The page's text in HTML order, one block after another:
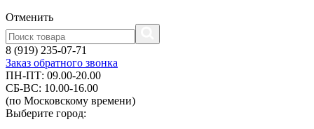
Отменить
8 (919) 235-07-71
Заказ обратного звонка
ПН-ПТ: 09.00-20.00
СБ-ВС: 10.00-16.00
(по Московскому времени)
Выберите город: